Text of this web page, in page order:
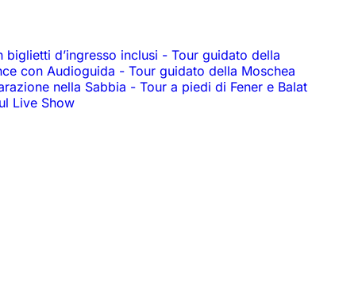
d’ingresso inclusi - Tour guidato della
con Audioguida - Tour guidato della Moschea
nella Sabbia - Tour a piedi di Fener e Balat
Live Show